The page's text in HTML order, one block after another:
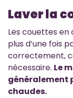
Laver la
Les couettes
plus d’une fois
correctement,
nécessaire. Le
généralement
chaudes.